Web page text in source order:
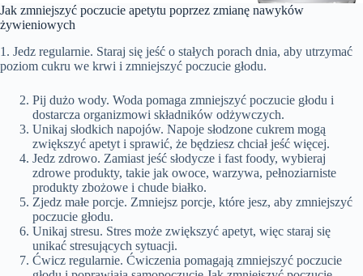
Jak zmniejszyć poczucie apetytu poprzez zmianę nawyków
żywieniowych
1. Jedz regularnie. Staraj się jeść o stałych porach dnia, aby utrzymać
poziom cukru we krwi i zmniejszyć poczucie głodu.
Pij dużo wody. Woda pomaga zmniejszyć poczucie głodu i
dostarcza organizmowi składników odżywczych.
Unikaj słodkich napojów. Napoje słodzone cukrem mogą
zwiększyć apetyt i sprawić, że będziesz chciał jeść więcej.
Jedz zdrowo. Zamiast jeść słodycze i fast foody, wybieraj
zdrowe produkty, takie jak owoce, warzywa, pełnoziarniste
produkty zbożowe i chude białko.
Zjedz małe porcje. Zmniejsz porcje, które jesz, aby zmniejszyć
poczucie głodu.
Unikaj stresu. Stres może zwiększyć apetyt, więc staraj się
unikać stresujących sytuacji.
Ćwicz regularnie. Ćwiczenia pomagają zmniejszyć poczucie